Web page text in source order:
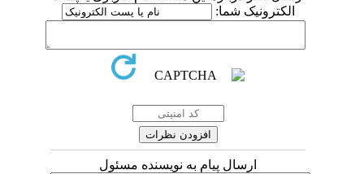
الکترونیک شما:
ارسال پیام به نویسنده مسئول